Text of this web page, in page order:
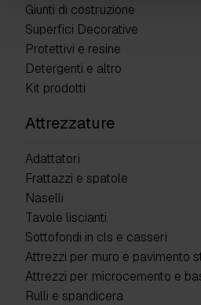
Giunti di costruzione
Superfici Decorative
Protettivi e resine
Detergenti e altro
Kit prodotti
Attrezzature
Adattatori
Frattazzi e spatole
Naselli
Tavole liscianti
Sottofondi in cls e casseri
Attrezzi per muro e pavimento
Attrezzi per microcemento e
Rulli e spandicera